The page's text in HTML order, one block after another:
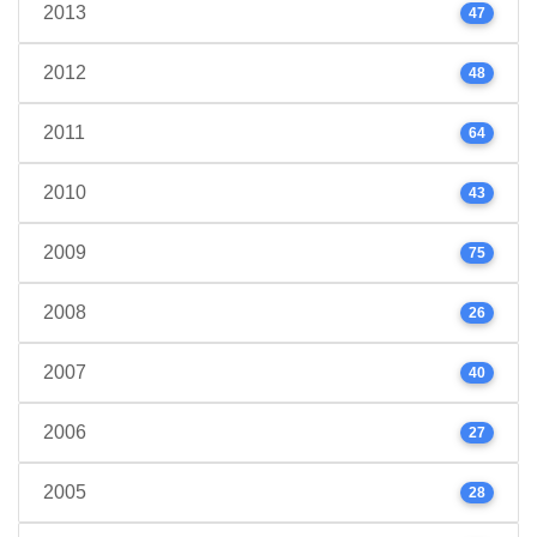
2013 47
2012 48
2011 64
2010 43
2009 75
2008 26
2007 40
2006 27
2005 28